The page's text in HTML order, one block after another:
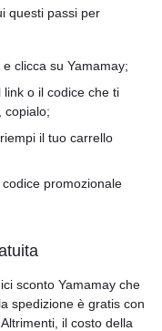
questi passi per
clicca su Yamamay;
o il codice che ti
copialo;
il tuo carrello
promozionale
sconto Yamamay che
spedizione è gratis con
il costo della